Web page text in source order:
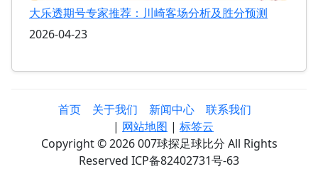
大乐透期号专家推荐：川崎客场分析及胜分预测
2026-04-23
首页 关于我们 新闻中心
联系我们
| 网站地图 | 标签云
Copyright © 2026 007球探足球比分 All Rights
Reserved ICP备82402731号-63